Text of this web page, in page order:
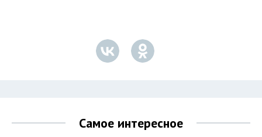
Самое интересное